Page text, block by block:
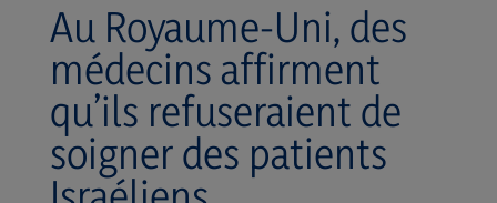
Au Royaume-Uni, des
médecins affirment
qu’ils refuseraient de
soigner des patients